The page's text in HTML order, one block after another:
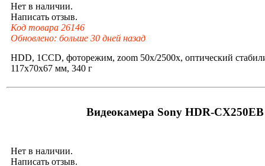
Нет в наличии.
Написать отзыв.
Код товара 26146
Обновлено: больше 30 дней назад
HDD, 1CCD, фоторежим, zoom 50x/2500x, оптический
117x70x67 мм, 340 г
Видеокамера Sony HDR-CX250EB
Нет в наличии.
Написать отзыв.